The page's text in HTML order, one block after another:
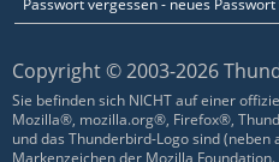
Passwort vergessen - neues
Copyright © 2003-2026
Sie befinden sich NICHT auf einer
Mozilla®, mozilla.org®, Firefox®,
und das Thunderbird-Logo sind
Markenzeichen der Mozilla Foundation.